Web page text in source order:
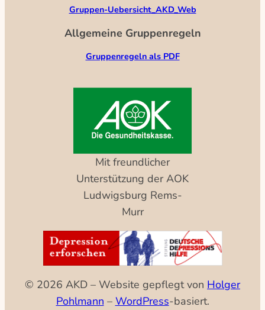
Gruppen-Uebersicht_AKD_Web
Allgemeine Gruppenregeln
Gruppenregeln als PDF
Mit freundlicher
Unterstützung der AOK
Ludwigsburg Rems-
Murr
© 2026 AKD – Website gepflegt von Holger
Pohlmann – WordPress-basiert.